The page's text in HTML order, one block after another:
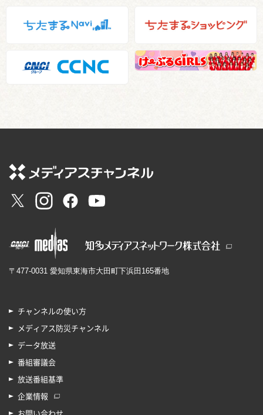
〒477-0031 愛知県東海市大田町下浜田165番地
チャンネルの使い方
メディアス防災チャンネル
データ放送
番組審議会
放送番組基準
企業情報
お問い合わせ